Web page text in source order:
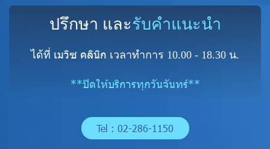
ปรึกษา และรับคำแนะนำ
ได้ที่ เมวิซ คลินิก เวลาทำการ 10.00 - 18.30 น.
**ปิดให้บริการทุกวันจันทร์**
Tel : 02-286-1150